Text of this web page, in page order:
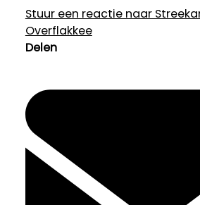
Stuur een reactie naar
Overflakkee
Delen